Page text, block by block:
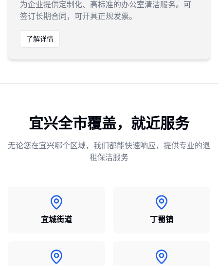
为企业提供定制化、高标准的办公室清洁服务。可
签订长期合同，可开具正规发票。
了解详情
宜兴全市覆盖，就近服务
无论您在宜兴哪个区域，我们都能快速响应，提供专业的退
租保洁服务
宜城街道 丁蜀镇